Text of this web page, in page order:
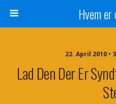
Hvem
22. April 2010
Lad Den Der Er